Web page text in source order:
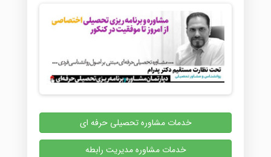
خدمات مشاوره تحصیلی حرفه ای
خدمات مشاوره مدیریت رابطه